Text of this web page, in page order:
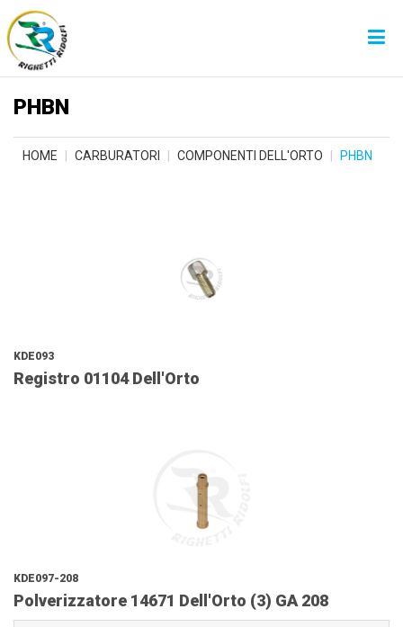
PHBN
HOME CARBURATORI COMPONENTI DELL'ORTO PHBN
KDE093
Registro 01104 Dell'Orto
KDE097-208
Polverizzatore 14671 Dell'Orto (3) GA 208